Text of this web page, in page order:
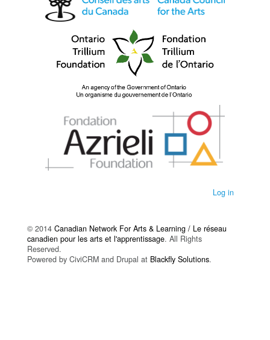
Log in
© 2014 Canadian Network For Arts & Learning / Le réseau
canadien pour les arts et l'apprentissage. All Rights
Reserved.
Powered by CiviCRM and Drupal at Blackfly Solutions.